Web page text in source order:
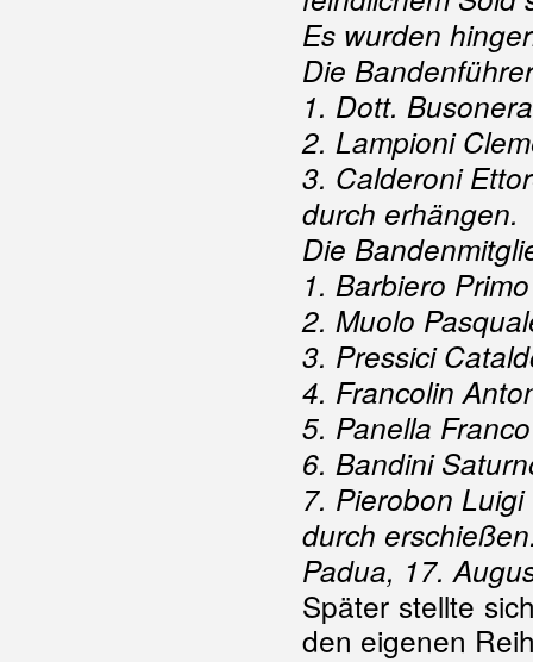
Es wurden
Die Bandenführer
1. Dott.
2. Lampioni
3. Calderoni
durch erhängen.
Die
1. Barbiero
2. Muolo
3. Pressici
4. Francolin
5. Panella
6. Bandini
7. Pierobon
durch
Padua, 17.
Später stellte
den eigenen